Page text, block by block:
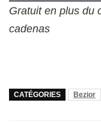
Gratuit en plus du
cadenas
CATÉGORIES Bezior